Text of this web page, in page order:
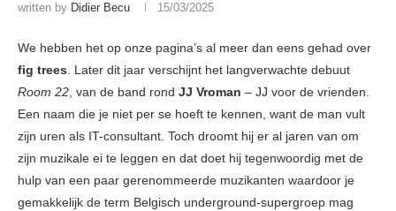
written by Didier Becu 15/03/2025
We hebben het op onze pagina’s al meer dan eens gehad over
fig trees. Later dit jaar verschijnt het langverwachte debuut
Room 22, van de band rond JJ Vroman – JJ voor de vrienden.
Een naam die je niet per se hoeft te kennen, want de man vult
zijn uren als IT-consultant. Toch droomt hij er al jaren van om
zijn muzikale ei te leggen en dat doet hij tegenwoordig met de
hulp van een paar gerenommeerde muzikanten waardoor je
gemakkelijk de term Belgisch underground-supergroep mag